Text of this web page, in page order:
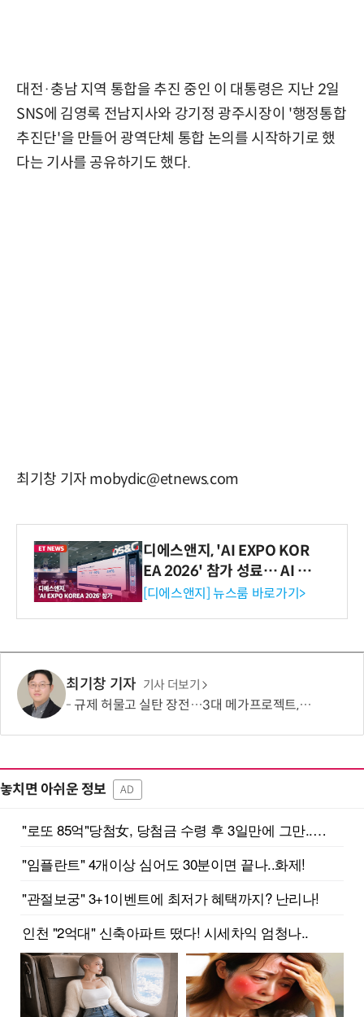
대전·충남 지역 통합을 추진 중인 이 대통령은 지난 2일
SNS에 김영록 전남지사와 강기정 광주시장이 '행정통합
추진단'을 만들어 광역단체 통합 논의를 시작하기로 했
다는 기사를 공유하기도 했다.
최기창 기자 mobydic@etnews.com
디에스앤지, 'AI EXPO KOR
EA 2026' 참가 성료… AI 전
생애주기 아우르는 통합 솔루
[디에스앤지] 뉴스룸 바로가기>
최기창 기자 기사 더보기
규제 허물고 실탄 장전…3대 메가프로젝트, 올해부터 속도 낸다
놓치면 아쉬운 정보 AD